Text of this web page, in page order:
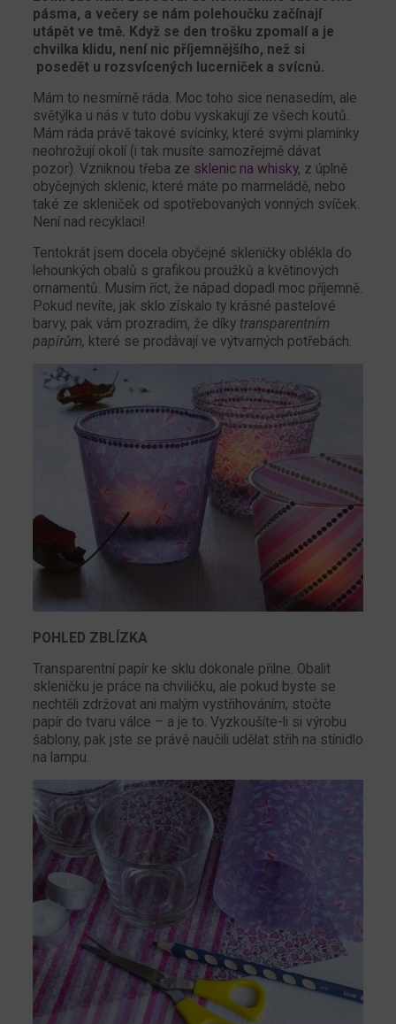
pásma, a večery se nám polehoučku začínají
utápět ve tmě. Když se den trošku zpomalí a je
chvilka klidu, není nic příjemnějšího, než si
posedět u rozsvícených lucerniček a svícnů.
Mám to nesmírně ráda. Moc toho sice nenasedím, ale
světýlka u nás v tuto dobu vyskakují ze všech koutů.
Mám ráda právě takové svícínky, které svými plamínky
neohrožují okolí (i tak musíte samozřejmě dávat
pozor). Vzniknou třeba ze sklenic na whisky, z úplně
obyčejných sklenic, které máte po marmeládě, nebo
také ze skleniček od spotřebovaných vonných svíček.
Není nad recyklaci!
Tentokrát jsem docela obyčejné skleničky oblékla do
lehounkých obalů s grafikou proužků a květinových
ornamentů. Musím říct, že nápad dopadl moc příjemně.
Pokud nevíte, jak sklo získalo ty krásné pastelové
barvy, pak vám prozradím, že díky transparentním
papírům, které se prodávají ve výtvarných potřebách.
POHLED ZBLÍZKA
Transparentní papír ke sklu dokonale přilne. Obalit
skleničku je práce na chviličku, ale pokud byste se
nechtěli zdržovat ani malým vystřihováním, stočte
papír do tvaru válce – a je to. Vyzkoušíte-li si výrobu
šablony, pak jste se právě naučili udělat střih na stínidlo
na lampu.